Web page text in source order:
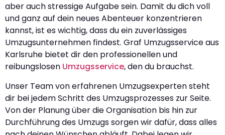
aber auch stressige Aufgabe sein. Damit du dich voll
und ganz auf dein neues Abenteuer konzentrieren
kannst, ist es wichtig, dass du ein zuverlässiges
Umzugsunternehmen findest. Graf Umzugsservice aus
Karlsruhe bietet dir den professionellen und
reibungslosen Umzugsservice, den du brauchst.
Unser Team von erfahrenen Umzugsexperten steht
dir bei jedem Schritt des Umzugsprozesses zur Seite.
Von der Planung über die Organisation bis hin zur
Durchführung des Umzugs sorgen wir dafür, dass alles